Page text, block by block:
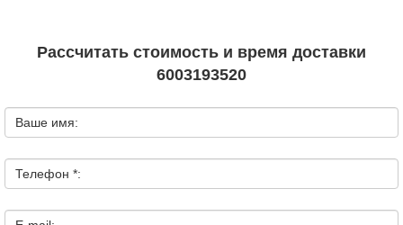
Рассчитать стоимость и время доставки
6003193520
Ваше имя:
Телефон *: